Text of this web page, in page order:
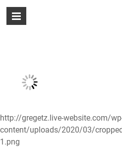
Gregetz
Just
another
http://gregetz.live-website.com/
content/uploads/2020/03/
1.png